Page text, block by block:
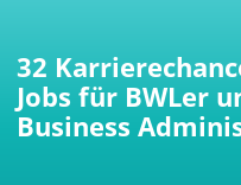
32
Jobs für BWLer
Business